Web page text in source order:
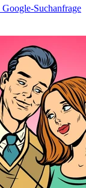
Suchanfrage